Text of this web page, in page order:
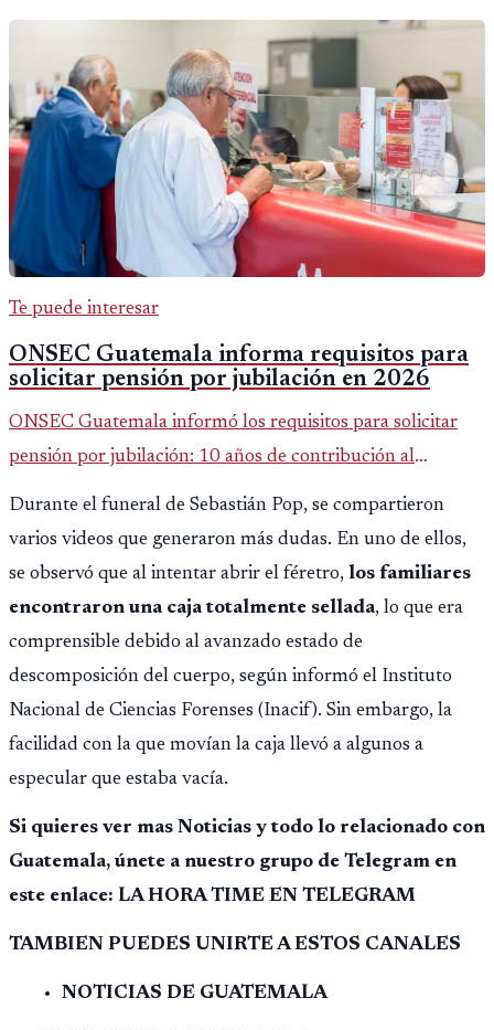
Te puede interesar
ONSEC Guatemala informa requisitos para
solicitar pensión por jubilación en 2026
ONSEC Guatemala informó los requisitos para solicitar
pensión por jubilación: 10 años de contribución al
Montepío y 50 años de edad, o 20 años de servicio sin
importar edad.
Durante el funeral de Sebastián Pop, se compartieron
varios videos que generaron más dudas. En uno de ellos,
se observó que al intentar abrir el féretro, los familiares
encontraron una caja totalmente sellada, lo que era
comprensible debido al avanzado estado de
descomposición del cuerpo, según informó el Instituto
Nacional de Ciencias Forenses (Inacif). Sin embargo, la
facilidad con la que movían la caja llevó a algunos a
especular que estaba vacía.
Si quieres ver mas Noticias y todo lo relacionado con
Guatemala, únete a nuestro grupo de Telegram en
este enlace: LA HORA TIME EN TELEGRAM
TAMBIEN PUEDES UNIRTE A ESTOS CANALES
NOTICIAS DE GUATEMALA